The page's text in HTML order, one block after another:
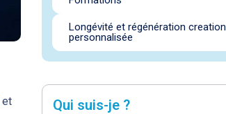
et
Longévité et régénération creation
personnalisée
Qui suis-je ?